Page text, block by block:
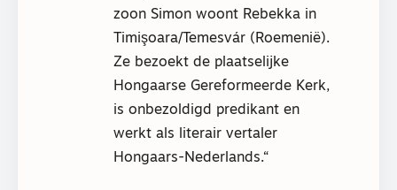
zoon Simon woont Rebekka in
Timişoara/Temesvár (Roemenië).
Ze bezoekt de plaatselijke
Hongaarse Gereformeerde Kerk,
is onbezoldigd predikant en
werkt als literair vertaler
Hongaars-Nederlands.